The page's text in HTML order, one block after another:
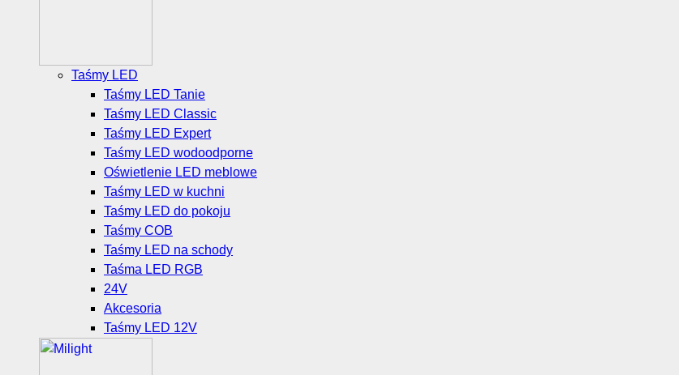
Taśmy LED
Taśmy LED Tanie
Taśmy LED Classic
Taśmy LED Expert
Taśmy LED wodoodporne
Oświetlenie LED meblowe
Taśmy LED w kuchni
Taśmy LED do pokoju
Taśmy COB
Taśmy LED na schody
Taśma LED RGB
24V
Akcesoria
Taśmy LED 12V